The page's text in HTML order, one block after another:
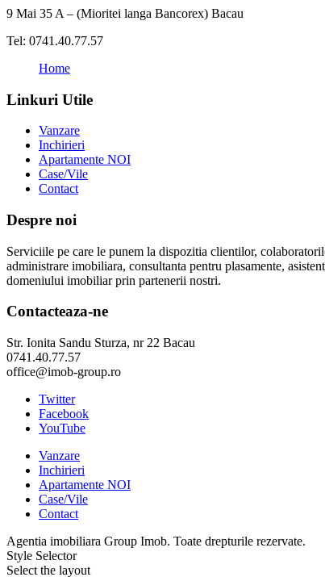
9 Mai 35 A – (Mioritei langa Bancorex) Bacau
Tel: 0741.40.77.57
Home
Linkuri Utile
Vanzare
Inchirieri
Apartamente NOI
Case/Vile
Contact
Despre noi
Serviciile pe care le punem la dispozitia clientilor,
administrare imobiliara, consultanta pentru plasamente,
domeniului imobiliar prin partenerii nostri.
Contacteaza-ne
Str. Ionita Sandu Sturza, nr 22 Bacau
0741.40.77.57
office@imob-group.ro
Twitter
Facebook
YouTube
Vanzare
Inchirieri
Apartamente NOI
Case/Vile
Contact
Agentia imobiliara Group Imob. Toate drepturile rezervate.
Style Selector
Select the layout